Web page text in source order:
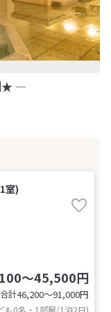
★ ―
室)
～45,500円
計46,200〜91,000円
も0名・1部屋/1泊2日)